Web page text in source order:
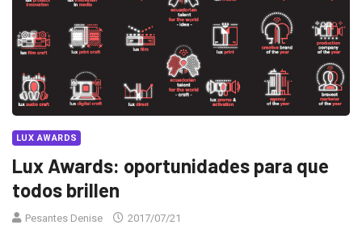
LUX AWARDS
Lux Awards: oportunidades para que
todos brillen
Pesantes Denise 2017/07/21